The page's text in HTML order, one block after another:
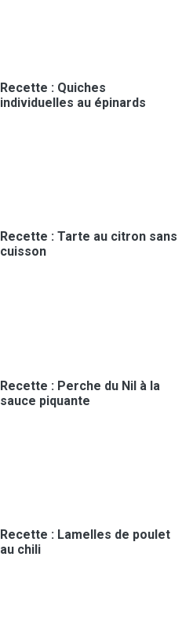
Recette : Quiches
individuelles au épinards
Recette : Tarte au citron sans
cuisson
Recette : Perche du Nil à la
sauce piquante
Recette : Lamelles de poulet
au chili